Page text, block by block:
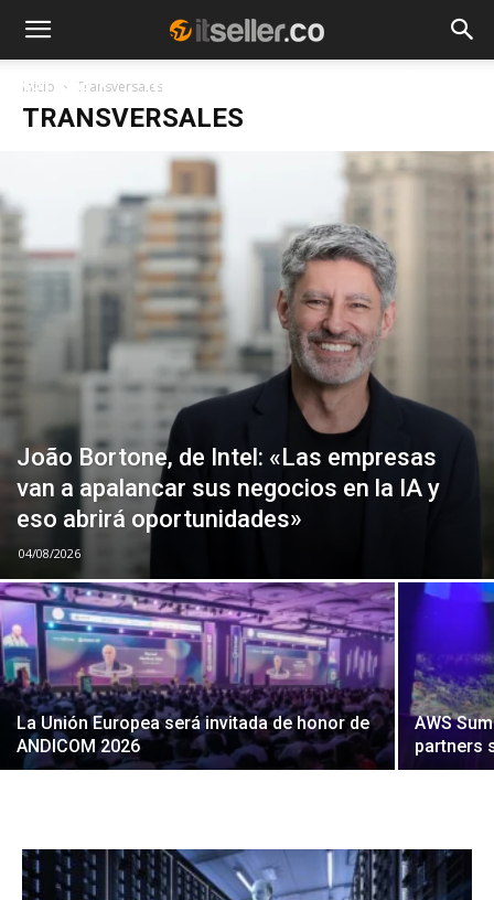
NOTICIAS TENDENCIAS
Inicio Transversales
TRANSVERSALES
João Bortone, de Intel: «Las empresas
van a apalancar sus negocios en la IA y
eso abrirá oportunidades»
04/08/2026
La Unión Europea será invitada de honor de
ANDICOM 2026
AWS
partners